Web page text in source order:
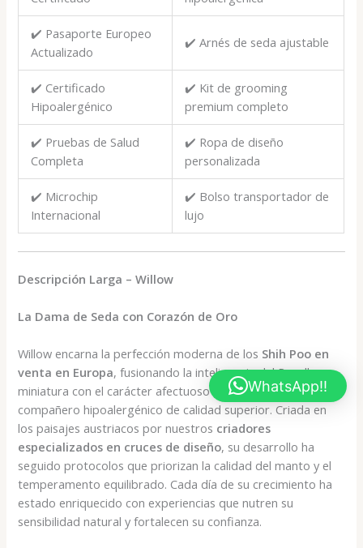
✔️ Pasaporte Europeo
Actualizado
✔️ Arnés de seda ajustable
✔️ Certificado
Hipoalergénico
✔️ Kit de grooming
premium completo
✔️ Pruebas de Salud
Completa
✔️ Ropa de diseño
personalizada
✔️ Microchip
Internacional
✔️ Bolso transportador de
lujo
Descripción Larga – Willow
La Dama de Seda con Corazón de Oro
Willow encarna la perfección moderna de los Shih Poo en
venta en Europa, fusionando la inteligencia del Poodle
miniatura con el carácter afectuoso del Shih Tzu en un
compañero hipoalergénico de calidad superior. Criada en
los paisajes austriacos por nuestros criadores
especializados en cruces de diseño, su desarrollo ha
seguido protocolos que priorizan la calidad del manto y el
temperamento equilibrado. Cada día de su crecimiento ha
estado enriquecido con experiencias que nutren su
sensibilidad natural y fortalecen su confianza.
WhatsApp!!